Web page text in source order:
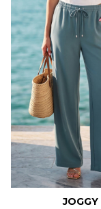
JOGGY